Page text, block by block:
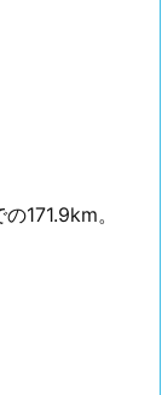
171.9km。